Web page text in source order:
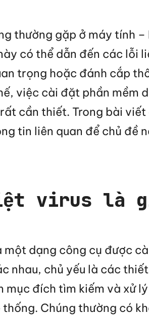
thường gặp ở máy tính
có thể dẫn đến các lỗi
trọng hoặc đánh cắp
việc cài đặt phần mềm
cần thiết. Trong bài
tin liên quan để chủ đề
virus là
một dạng công cụ được
nhau, chủ yếu là các
mục đích tìm kiếm và xử
Chúng thường có